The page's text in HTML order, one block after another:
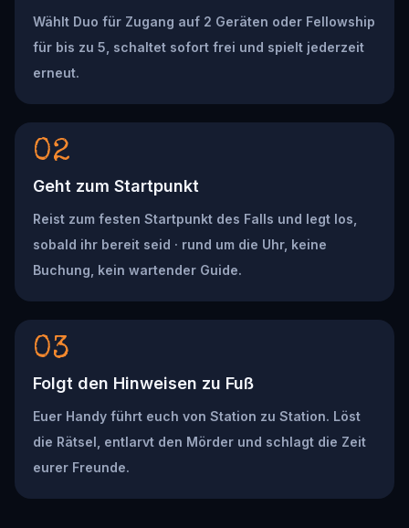
Wählt Duo für Zugang auf 2 Geräten oder Fellowship
für bis zu 5, schaltet sofort frei und spielt jederzeit
erneut.
02
Geht zum Startpunkt
Reist zum festen Startpunkt des Falls und legt los,
sobald ihr bereit seid · rund um die Uhr, keine
Buchung, kein wartender Guide.
03
Folgt den Hinweisen zu Fuß
Euer Handy führt euch von Station zu Station. Löst
die Rätsel, entlarvt den Mörder und schlagt die Zeit
eurer Freunde.